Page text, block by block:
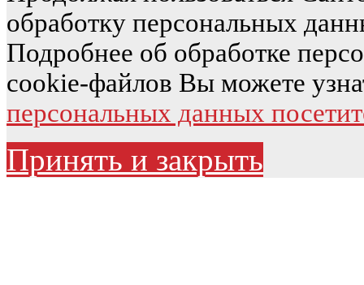
обработку персональных
Подробнее об обработке
cookie-файлов Вы можете
персональных данных
Принять и закрыть